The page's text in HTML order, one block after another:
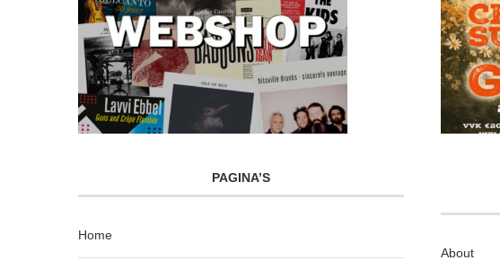
PAGINA’S
Home
About